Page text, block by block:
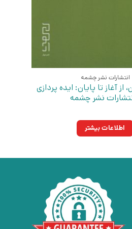
انتشارات نشر چشمه
از آغاز تا پایان: ایده پردازی
نشر چشمه
اطلاعات بیشتر